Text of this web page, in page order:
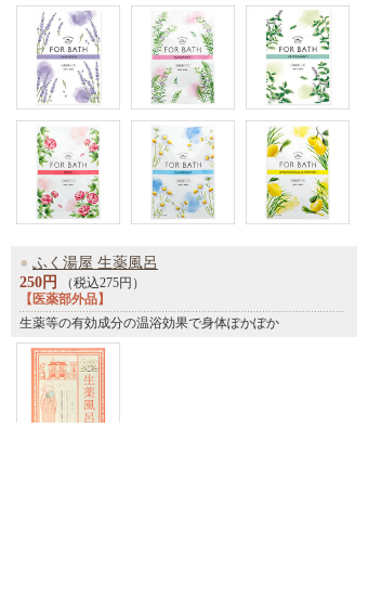
● ふく湯屋 生薬風呂
250円
（税込275円）
【医薬部外品】
生薬等の有効成分の温浴効果で身体ぽかぽか